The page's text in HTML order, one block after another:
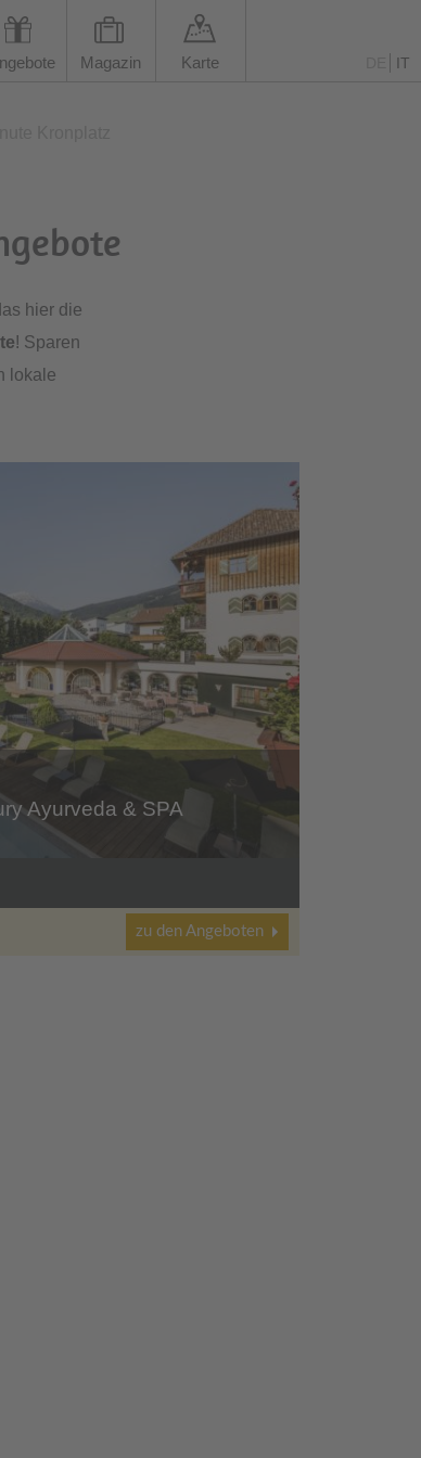
Magazin Karte IT
hier die
! Sparen
lokale
Ayurveda & SPA
zu den Angeboten